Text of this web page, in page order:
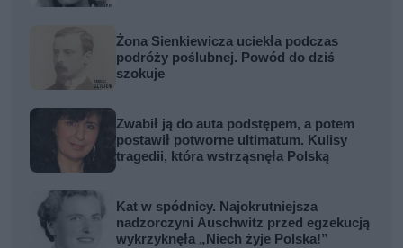
Żona Sienkiewicza uciekła podczas
podróży poślubnej. Powód do dziś
szokuje
Zwabił ją do auta podstępem, a potem
postawił potworne ultimatum. Kulisy
tragedii, która wstrząsnęła Polską
Kat w spódnicy. Najokrutniejsza
nadzorczyni Auschwitz przed egzekucją
wykrzyknęła „Niech żyje Polska!”